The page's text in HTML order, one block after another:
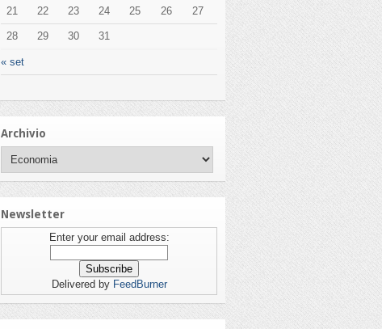
« set
21 22 23 24 25 26 27
28 29 30 31
Archivio
Newsletter
Enter your email address:
Delivered by FeedBurner